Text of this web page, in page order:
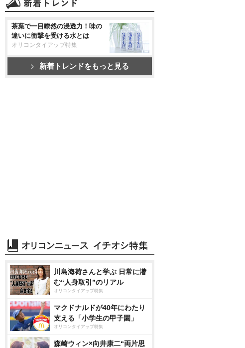
茶葉で一目瞭然の浸透力！味の
違いに衝撃を受ける水とは
オリコンタイアップ特集
新着トレンドをもっと見る
川島海荷さんと学ぶ 日常に潜
む“人身取引”のリアル
オリコンタイアップ特集
マクドナルドが40年にわたり
支える「小学生の甲子園」
オリコンタイアップ特集
森崎ウィン×向井康二“両片思